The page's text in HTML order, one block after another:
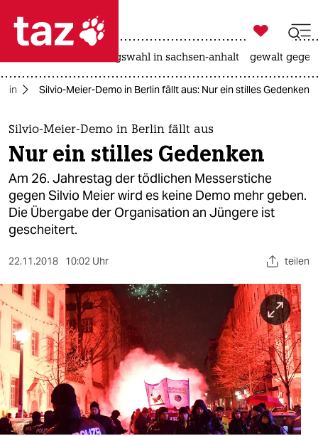
 taz zahl ich
taz zahl ich
themen
politik
öko
gesellschaft
kultur
sport
berlin
nord
wahrheit
verlag

taz zahl ich
landtagswahl in sachsen-anhalt gewalt
Silvio-Meier-Demo in Berlin fällt aus: Nur ein stilles Gedenken
Silvio-Meier-Demo in Berlin fällt aus
Nur ein stilles Gedenken
Am 26. Jahrestag der tödlichen Messerstiche
gegen Silvio Meier wird es keine Demo mehr geben.
Die Übergabe der Organisation an Jüngere ist
gescheitert.
22.11.2018 10:02 Uhr teilen